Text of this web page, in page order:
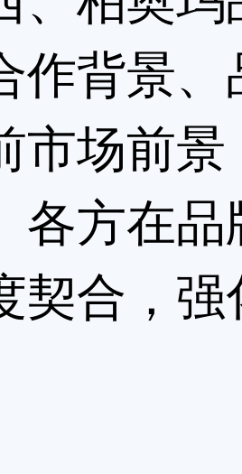
作背景
市场前
各方在
契合，